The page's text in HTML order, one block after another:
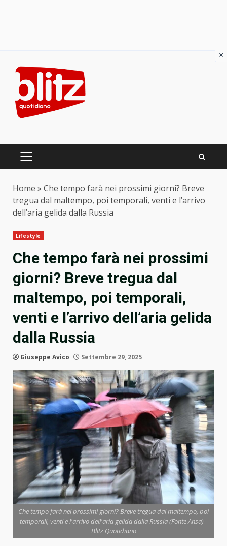
content
PRIMARY
Home » Che tempo farà nei prossimi giorni? Breve
tregua dal maltempo, poi temporali, venti e l’arrivo
dell’aria gelida dalla Russia
Lifestyle
Che tempo farà nei prossimi
giorni? Breve tregua dal
maltempo, poi temporali,
venti e l’arrivo dell’aria gelida
dalla Russia
Giuseppe Avico Settembre 29, 2025
Che tempo farà nei prossimi giorni? Breve tregua dal maltempo, poi
temporali, venti e l'arrivo dell'aria gelida dalla Russia (Fonte Ansa) -
Blitz Quotidiano
×